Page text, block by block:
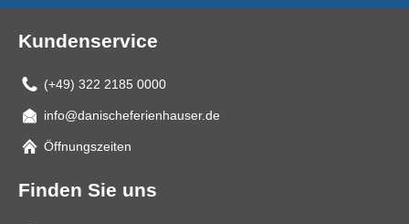
Kundenservice
(+49) 322 2185 0000
Mail
info@danischeferienhauser.de
Öffnungszeiten
Finden Sie uns